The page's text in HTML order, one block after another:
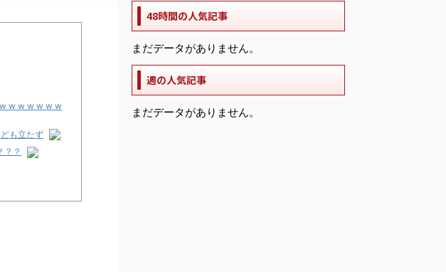
w w w w w w w
も立たず
？？
ーナスループ革
48時間の人気記事
まだデータがありません。
週の人気記事
まだデータがありません。